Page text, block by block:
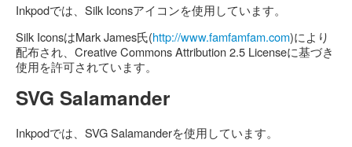
Inkpodでは、Silk Iconsアイコンを使用しています。
Silk IconsはMark James氏(http://www.famfamfam.com)により
配布され、Creative Commons Attribution 2.5 Licenseに基づき
使用を許可されています。
SVG Salamander
Inkpodでは、SVG Salamanderを使用しています。